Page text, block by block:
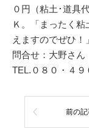
０円（粘土･道具
Ｋ。「まったく
えますのでぜひ！
問合せ：大野さん
TEL.０８０・４９
前の